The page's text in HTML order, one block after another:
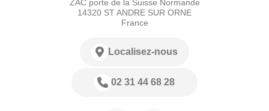
ZAC porte de la Suisse Normande
14320 ST ANDRE SUR ORNE
France
Localisez-nous
02 31 44 68 28